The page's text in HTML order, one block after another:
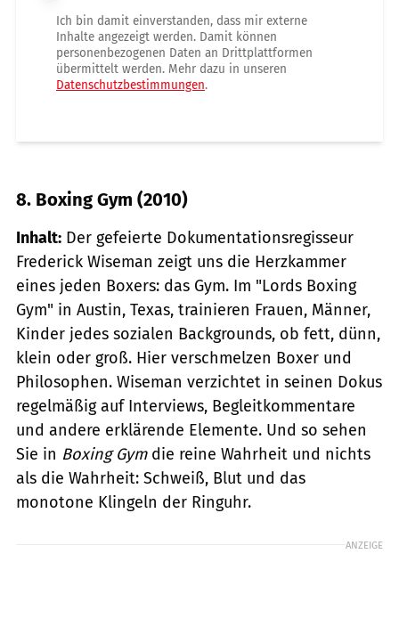
Ich bin damit einverstanden, dass mir externe
Inhalte angezeigt werden. Damit können
personenbezogenen Daten an Drittplattformen
übermittelt werden. Mehr dazu in unseren
Datenschutzbestimmungen.
8. Boxing Gym (2010)
Inhalt: Der gefeierte Dokumentationsregisseur
Frederick Wiseman zeigt uns die Herzkammer
eines jeden Boxers: das Gym. Im "Lords Boxing
Gym" in Austin, Texas, trainieren Frauen, Männer,
Kinder jedes sozialen Backgrounds, ob fett, dünn,
klein oder groß. Hier verschmelzen Boxer und
Philosophen. Wiseman verzichtet in seinen Dokus
regelmäßig auf Interviews, Begleitkommentare
und andere erklärende Elemente. Und so sehen
Sie in Boxing Gymdie reine Wahrheit und nichts
als die Wahrheit: Schweiß, Blut und das
monotone Klingeln der Ringuhr.
ANZEIGE